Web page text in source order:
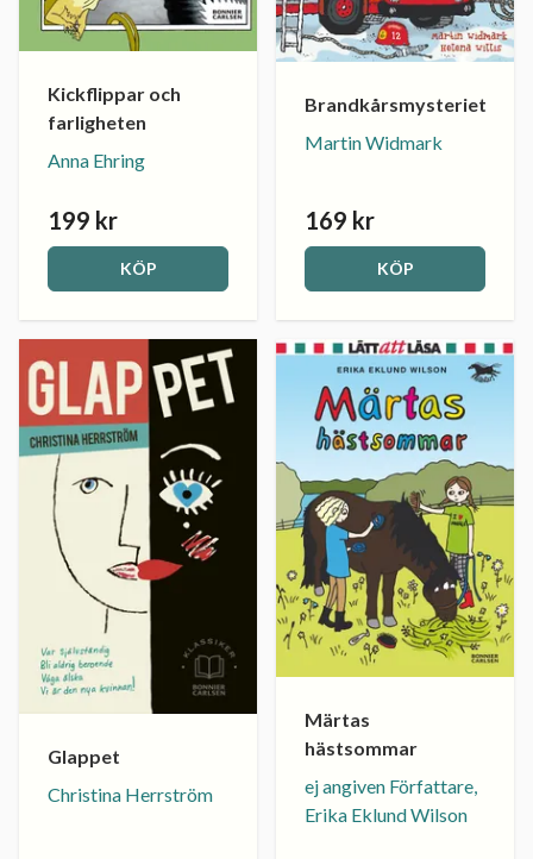
Kickflippar och
farligheten
Anna Ehring
199 kr
KÖP
Brandkårsmysteriet
Martin Widmark
169 kr
KÖP
Glappet
Christina Herrström
Märtas
hästsommar
ej angiven Författare,
Erika Eklund Wilson